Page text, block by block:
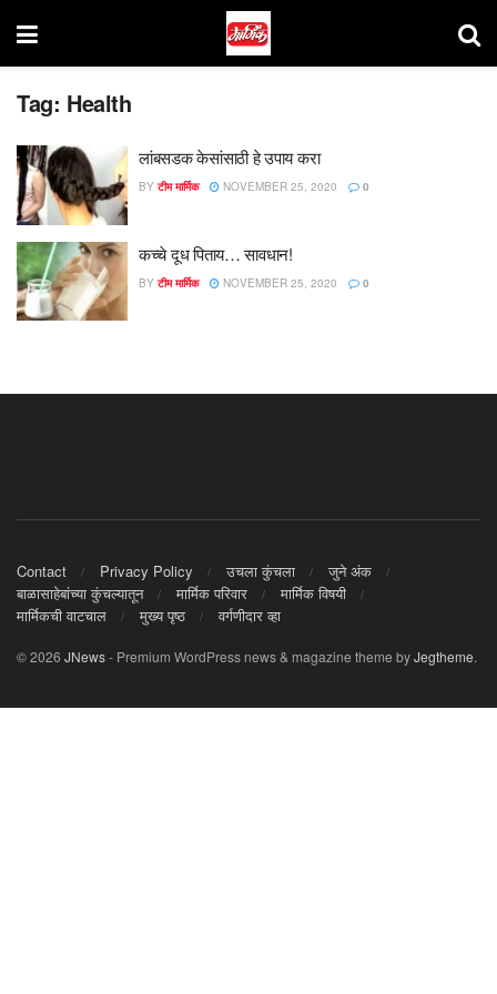
Tag: Health
लांबसडक केसांसाठी हे उपाय करा
BY टीम मार्मिक NOVEMBER 25, 2020 0
कच्चे दूध पिताय… सावधान!
BY टीम मार्मिक NOVEMBER 25, 2020 0
Contact Privacy Policy उचला कुंचला
जुने अंक
बाळासाहेबांच्या कुंचल्यातून
मार्मिक परिवार
मार्मिक विषयी
मार्मिकची वाटचाल
मुख्य पृष्ठ वर्गणीदार व्हा
© 2026 JNews- Premium WordPress news & magazine theme byJegtheme.